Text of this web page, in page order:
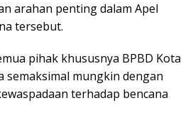
arahan penting dalam Apel
tersebut.
pihak khususnya BPBD Kota
semaksimal mungkin dengan
terhadap bencana